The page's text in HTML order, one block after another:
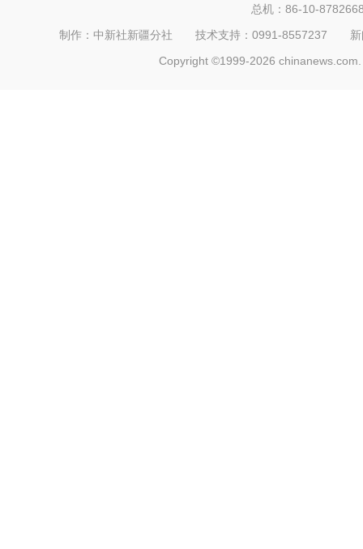
总机：86-10-
制作：中新社新疆分社 技术支持：0991-8557237
Copyright ©1999-2026